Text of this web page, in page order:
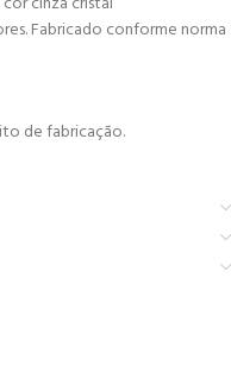
Fabricado conforme norma
de fabricação.